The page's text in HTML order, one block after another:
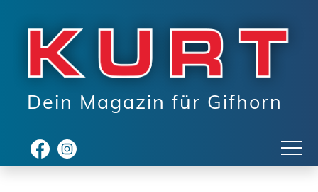
Dein Magazin für Gifhorn